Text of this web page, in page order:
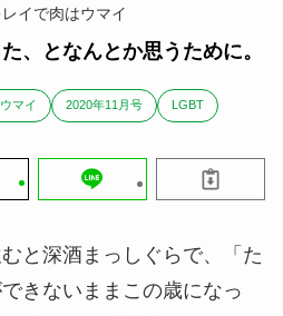
イで肉はウマイ
、となんとか思うために。
マイ 2020年11月号 LGBT
と深酒まっしぐらで、「た
きないままこの歳になっ